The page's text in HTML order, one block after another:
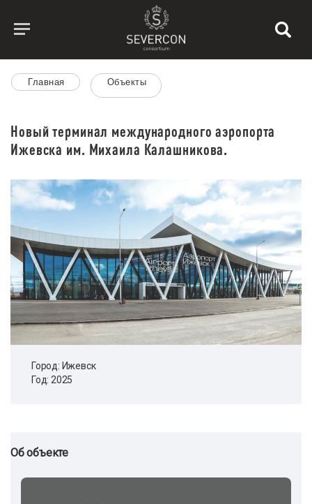
Главная Объекты
Новый терминал международного аэропорта
Ижевска им. Михаила Калашникова.
Город: Ижевск
Год: 2025
Об объекте